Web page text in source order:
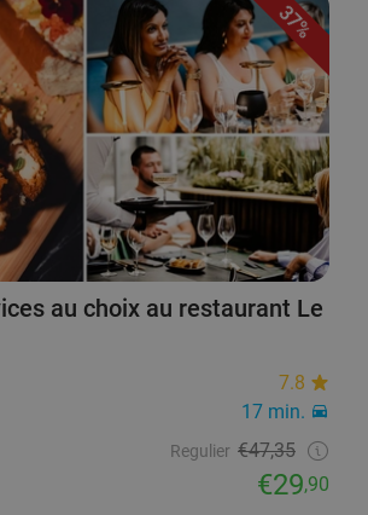
37%
au choix au restaurant Le
7.8
17 min.
Regulier €47,35
€29,90